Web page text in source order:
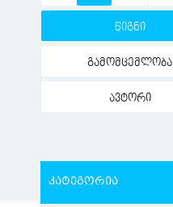
წიგნი
გამომცემლობა
ავტორი
კატეგორია